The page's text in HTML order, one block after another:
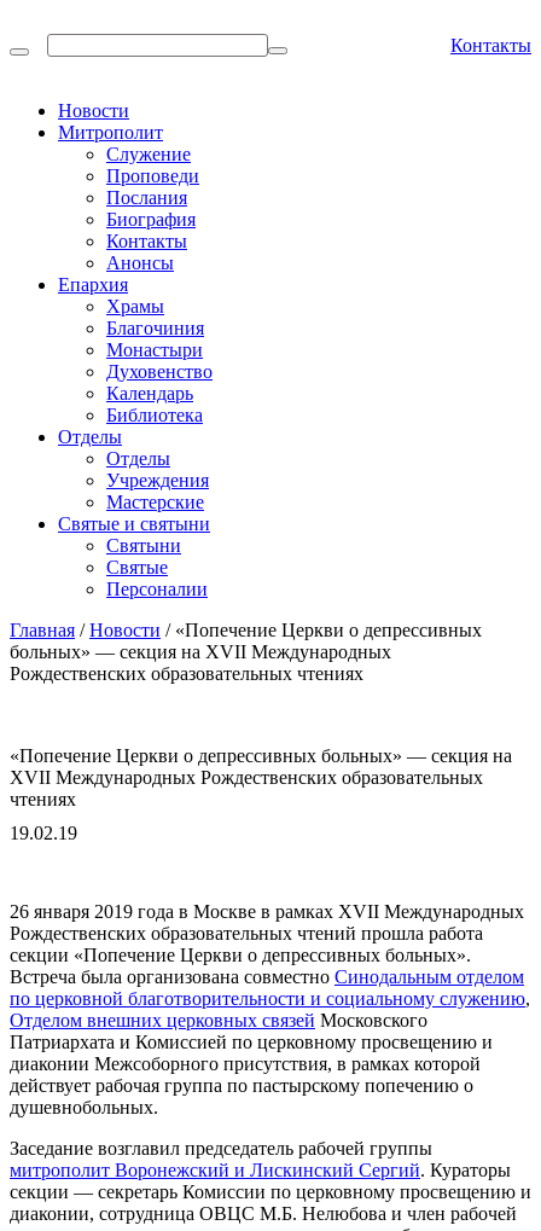
Контакты
Новости
Митрополит
Служение
Проповеди
Послания
Биография
Контакты
Анонсы
Епархия
Храмы
Благочиния
Монастыри
Духовенство
Календарь
Библиотека
Отделы
Отделы
Учреждения
Мастерские
Святые и святыни
Cвятыни
Cвятые
Персоналии
Главная /Новости / «Попечение Церкви о депрессивных
больных» — секция на XVII Международных
Рождественских образовательных чтениях
«Попечение Церкви о депрессивных больных» — секция на
XVII Международных Рождественских образовательных
чтениях
19.02.19
26 января 2019 года в Москве в рамках XVII Международных
Рождественских образовательных чтений прошла работа
секции «Попечение Церкви о депрессивных больных».
Встреча была организована совместно Синодальным отделом
по церковной благотворительности и социальному служению,
Отделом внешних церковных связей Московского
Патриархата и Комиссией по церковному просвещению и
диаконии Межсоборного присутствия, в рамках которой
действует рабочая группа по пастырскому попечению о
душевнобольных.
Заседание возглавил председатель рабочей группы
митрополит Воронежский и Лискинский Сергий. Кураторы
секции — секретарь Комиссии по церковному просвещению и
диаконии, сотрудница ОВЦС М.Б. Нелюбова и член рабочей